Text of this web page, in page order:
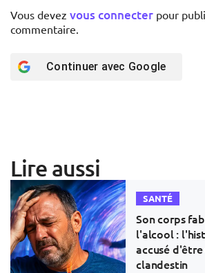
Vous devez vous connecter pour
commentaire.
Continuer avec Google
Lire aussi
SANTÉ
Son corps
l'alcool :
accusé
clandestin